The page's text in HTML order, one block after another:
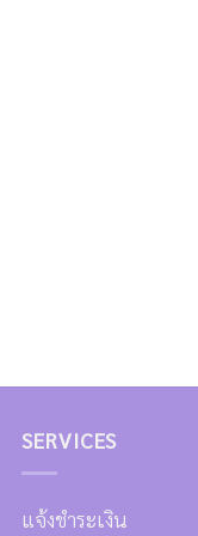
SERVICES
แจ้งชำระเงิน